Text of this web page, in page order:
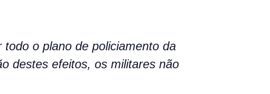
o plano de policiamento da
destes efeitos, os militares não